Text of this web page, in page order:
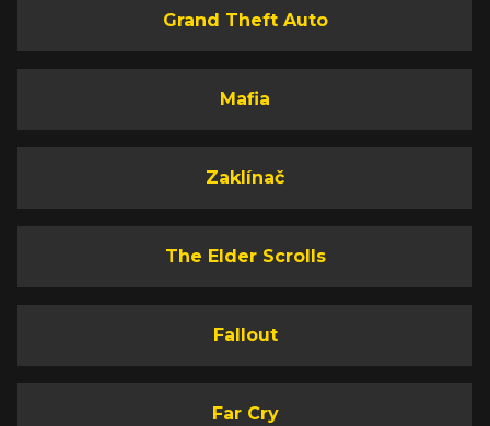
Grand Theft Auto
Mafia
Zaklínač
The Elder Scrolls
Fallout
Far Cry